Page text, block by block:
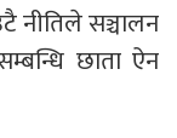
नीतिले सञ्चालन
छाता ऐन